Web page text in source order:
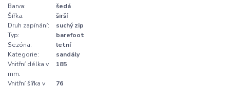
Barva:
šedá
Šířka:
širší
Druh zapínání:
suchý zip
Typ:
barefoot
Sezóna:
letní
Kategorie:
sandály
Vnitřní délka v
mm:
185
Vnitřní šířka v
76